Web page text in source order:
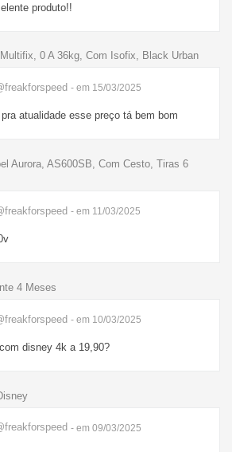
produto!!
0 A 36kg, Com Isofix, Black Urban
- em 15/03/2025
atualidade esse preço tá bem bom
Aurora, AS600SB, Com Cesto, Tiras 6
- em 11/03/2025
4 Meses
- em 10/03/2025
disney 4k a 19,90?
- em 09/03/2025